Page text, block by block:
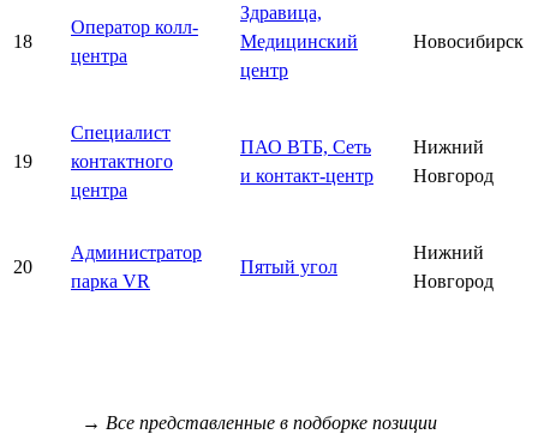
18
Оператор колл-
центра
Здравица,
Медицинский
центр
Новосибирск
19
Специалист
контактного
центра
ПАО ВТБ, Сеть
и контакт-центр
Нижний
Новгород
20
Администратор
парка VR
Пятый угол
Нижний
Новгород
→ Все представленные в подборке позиции